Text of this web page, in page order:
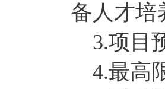
备人才培
3.项目
4.最高